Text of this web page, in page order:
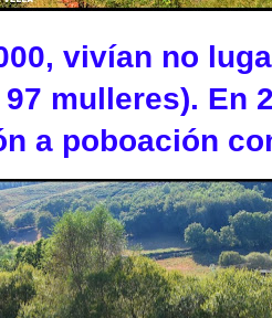
vivían no
mulleres). En
a poboación